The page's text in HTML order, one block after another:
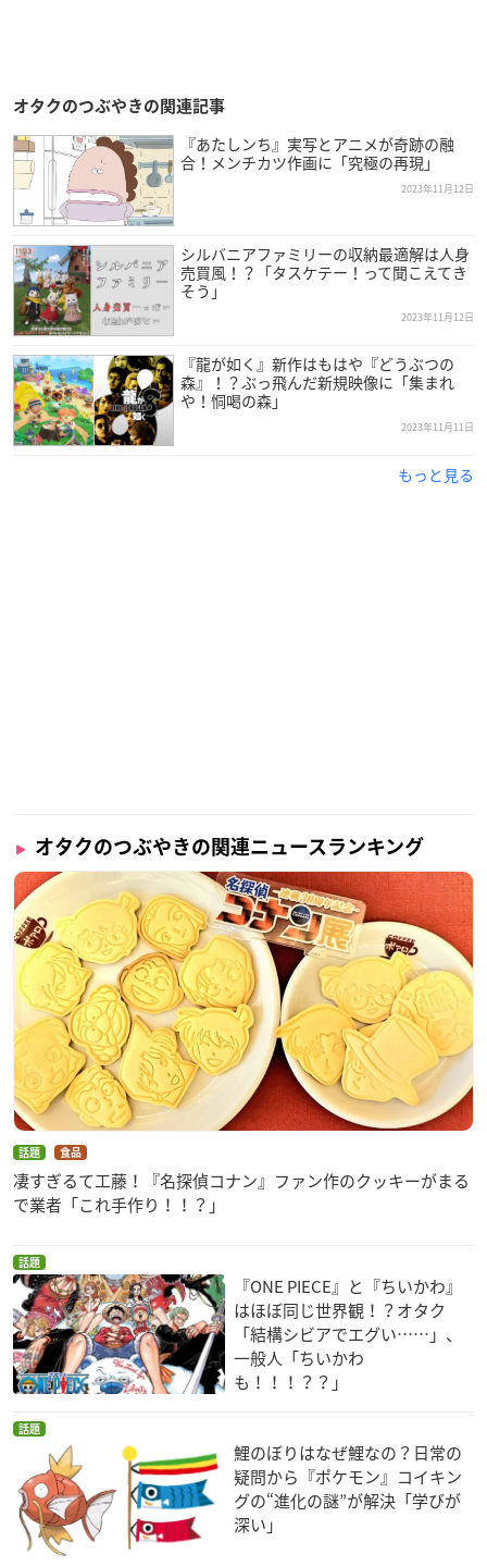
オタクのつぶやきの関連記事
『あたしンち』実写とアニメが奇跡の融
合！メンチカツ作画に「究極の再現」
2023年11月12日
シルバニアファミリーの収納最適解は人身
売買風！？「タスケテー！って聞こえてき
そう」
2023年11月12日
『龍が如く』新作はもはや『どうぶつの
森』！？ぶっ飛んだ新規映像に「集まれ
や！恫喝の森」
2023年11月11日
もっと見る
オタクのつぶやきの関連ニュースランキング
話題 食品
凄すぎるて工藤！『名探偵コナン』ファン作のクッキーがまる
で業者「これ手作り！！？」
話題
『ONE PIECE』と『ちいかわ』
はほぼ同じ世界観！？オタク
「結構シビアでエグい……」、
一般人「ちいかわ
も！！！？？」
話題
鯉のぼりはなぜ鯉なの？日常の
疑問から『ポケモン』コイキン
グの“進化の謎”が解決「学びが
深い」